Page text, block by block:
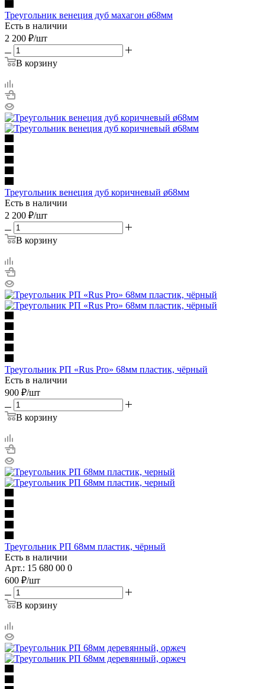
Треугольник венеция дуб махагон ø68мм
Есть в наличии
2 200 ₽/шт
В корзину
Треугольник венеция дуб коричневый ø68мм
Есть в наличии
2 200 ₽/шт
В корзину
Треугольник РП «Rus Pro» 68мм пластик, чёрный
Есть в наличии
900 ₽/шт
В корзину
Треугольник РП 68мм пластик, чёрный
Есть в наличии
Арт.: 15 680 00 0
600 ₽/шт
В корзину